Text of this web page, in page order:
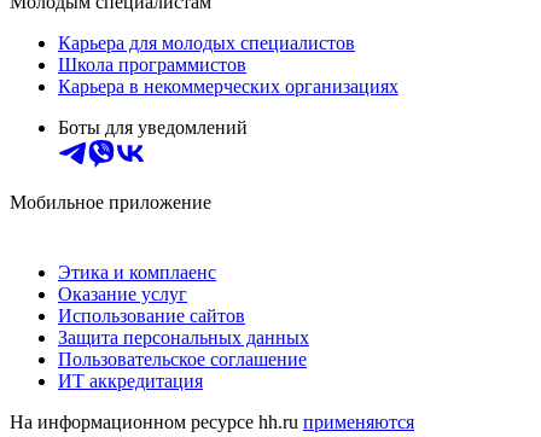
Карьера для молодых специалистов
Школа программистов
Карьера в некоммерческих организациях
Боты для уведомлений
Мобильное приложение
Этика и комплаенс
Оказание услуг
Использование сайтов
Защита персональных данных
Пользовательское соглашение
ИТ аккредитация
На информационном ресурсе hh.ru применяются